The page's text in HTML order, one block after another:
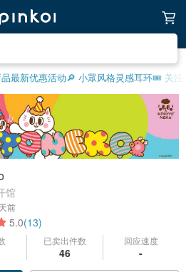
最新优惠活动🔎 小眾风格灵感耳环🎟️ 关注
馆
前
5.0(13)
已卖出件数
46
回应速度
-